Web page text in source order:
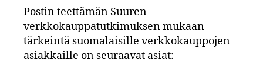
Postin teettämän Suuren
verkkokauppatutkimuksen mukaan
tärkeintä suomalaisille verkkokauppojen
asiakkaille on seuraavat asiat: